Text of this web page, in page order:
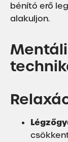
bénító erő
alakuljon.